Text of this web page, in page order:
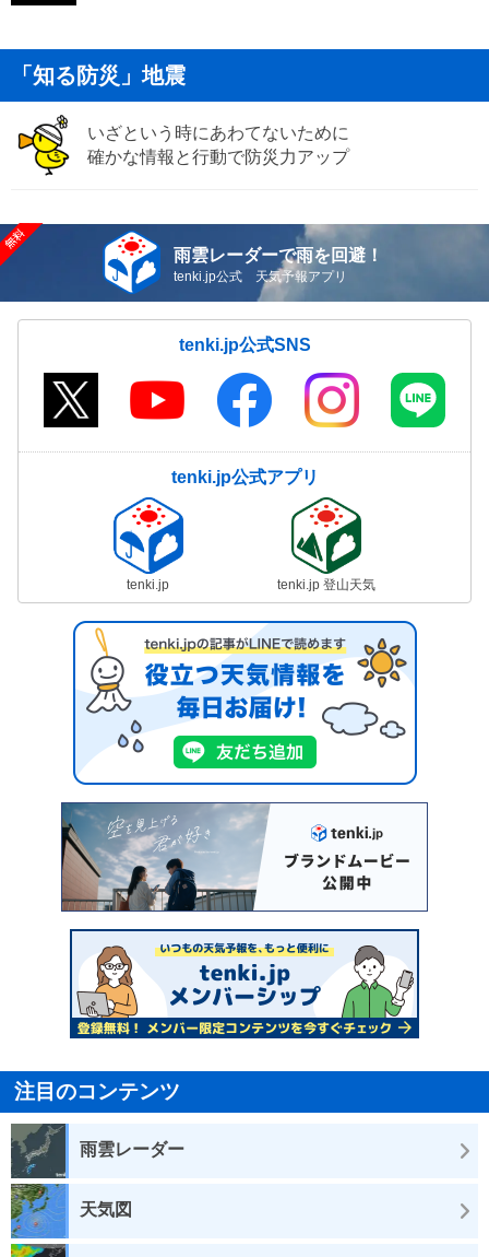
「知る防災」地震
いざという時にあわてないために
確かな情報と行動で防災力アップ
雨雲レーダーで雨を回避！
tenki.jp公式 天気予報アプリ
tenki.jp公式SNS
tenki.jp公式アプリ
tenki.jp tenki.jp 登山天気
注目のコンテンツ
雨雲レーダー
天気図